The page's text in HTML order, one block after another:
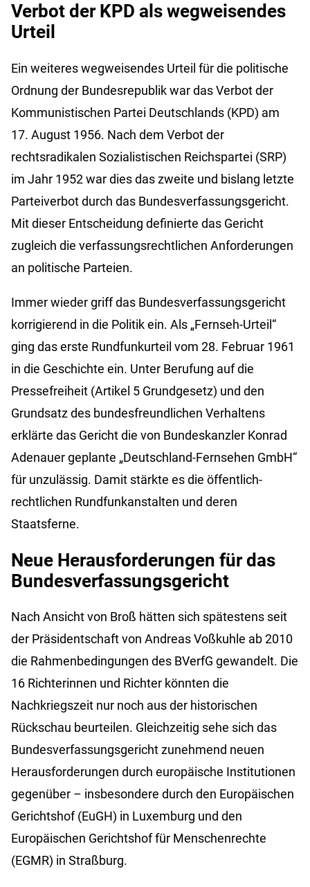
Verbot der KPD als wegweisendes
Urteil
Ein weiteres wegweisendes Urteil für die politische
Ordnung der Bundesrepublik war das Verbot der
Kommunistischen Partei Deutschlands (KPD) am
17. August 1956. Nach dem Verbot der
rechtsradikalen Sozialistischen Reichspartei (SRP)
im Jahr 1952 war dies das zweite und bislang letzte
Parteiverbot durch das Bundesverfassungsgericht.
Mit dieser Entscheidung definierte das Gericht
zugleich die verfassungsrechtlichen Anforderungen
an politische Parteien.
Immer wieder griff das Bundesverfassungsgericht
korrigierend in die Politik ein. Als „Fernseh-Urteil“
ging das erste Rundfunkurteil vom 28. Februar 1961
in die Geschichte ein. Unter Berufung auf die
Pressefreiheit (Artikel 5 Grundgesetz) und den
Grundsatz des bundesfreundlichen Verhaltens
erklärte das Gericht die von Bundeskanzler Konrad
Adenauer geplante „Deutschland-Fernsehen GmbH“
für unzulässig. Damit stärkte es die öffentlich-
rechtlichen Rundfunkanstalten und deren
Staatsferne.
Neue Herausforderungen für das
Bundesverfassungsgericht
Nach Ansicht von Broß hätten sich spätestens seit
der Präsidentschaft von Andreas Voßkuhle ab 2010
die Rahmenbedingungen des BVerfG gewandelt. Die
16 Richterinnen und Richter könnten die
Nachkriegszeit nur noch aus der historischen
Rückschau beurteilen. Gleichzeitig sehe sich das
Bundesverfassungsgericht zunehmend neuen
Herausforderungen durch europäische Institutionen
gegenüber – insbesondere durch den Europäischen
Gerichtshof (EuGH) in Luxemburg und den
Europäischen Gerichtshof für Menschenrechte
(EGMR) in Straßburg.